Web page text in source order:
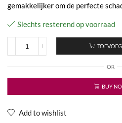
gemakkelijker om de perfecte
Slechts resterend op voorraad
Colour
Palet
OR
BUY
Add to wishlist